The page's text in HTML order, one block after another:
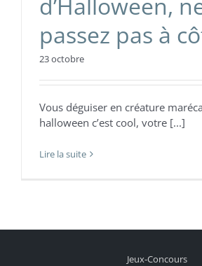
passez pas à
23 octobre
Vous déguiser en créature
halloween c’est cool, votre [...]
Lire la suite
Jeux-Concours